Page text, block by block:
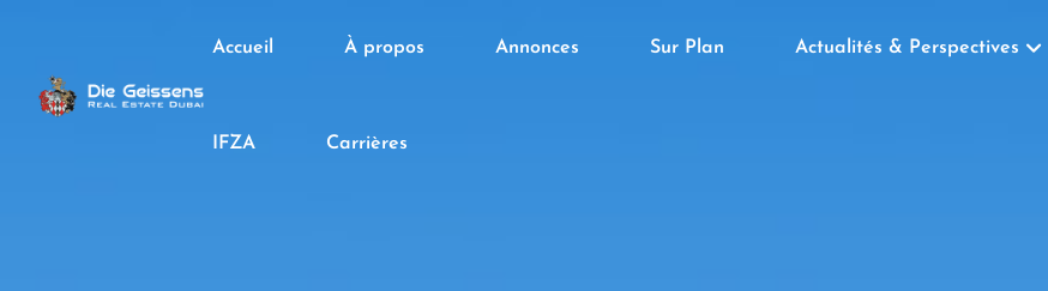
Accueil À propos Annonces Sur Plan Actualités & Perspectives
IFZA Carrières